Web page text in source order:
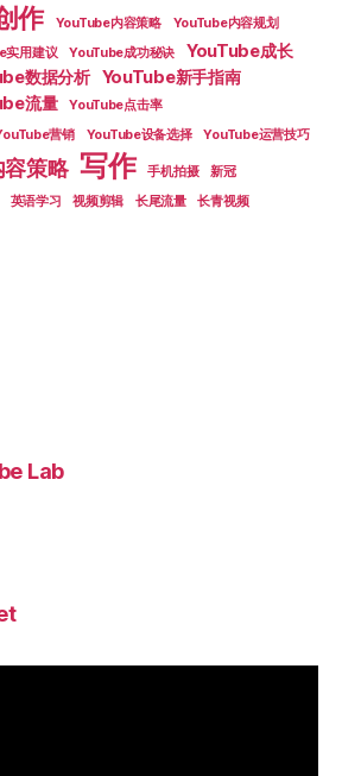
作 YouTube内容策略 YouTube内容规划
实用建议 YouTube成功秘诀 YouTube成长
数据分析 YouTube新手指南
流量 YouTube点击率
营销 YouTube设备选择 YouTube运营技巧
容策略 写作 手机拍摄 新冠
英语学习 视频剪辑 长尾流量 长青视频
Lab